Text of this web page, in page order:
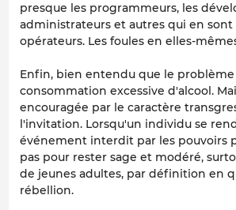
presque les programmeurs, les
administrateurs et autres qui en sont
opérateurs. Les foules en elles-
Enfin, bien entendu que le
consommation excessive d'alcool.
encouragée par le caractère
l'invitation. Lorsqu'un individu se
événement interdit par les pouvoirs
pas pour rester sage et modéré,
de jeunes adultes, par définition en
rébellion.